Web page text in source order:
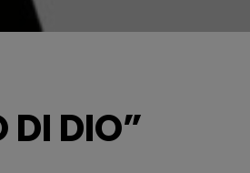
DI DIO”